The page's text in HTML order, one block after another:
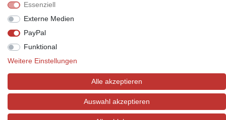
© Copyright 2026 Marabella´s | Alle Rechte vorbehalten. | Grundpreise
Essenziell
Externe Medien
PayPal
Funktional
Weitere Einstellungen
Alle akzeptieren
Auswahl akzeptieren